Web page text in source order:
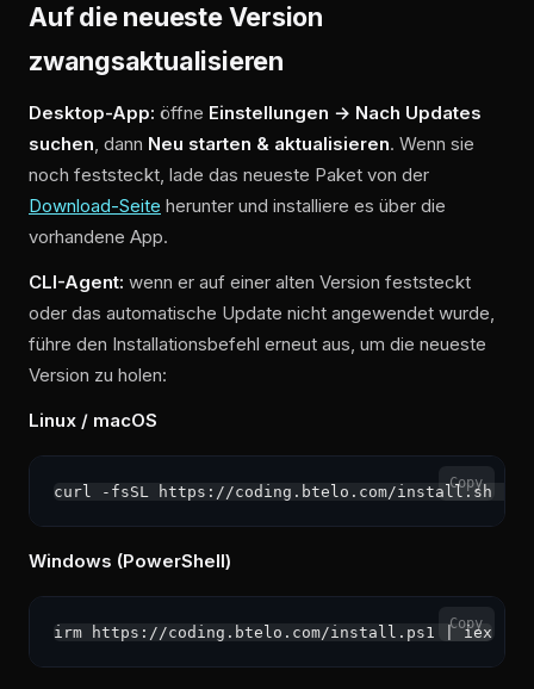
Auf die neueste Version
zwangsaktualisieren
Desktop-App: öffne Einstellungen → Nach Updates
suchen, dann Neu starten & aktualisieren. Wenn sie
noch feststeckt, lade das neueste Paket von der
Download-Seite herunter und installiere es über die
vorhandene App.
CLI-Agent: wenn er auf einer alten Version feststeckt
oder das automatische Update nicht angewendet wurde,
führe den Installationsbefehl erneut aus, um die neueste
Version zu holen:
Linux / macOS
Copy
Windows (PowerShell)
Copy